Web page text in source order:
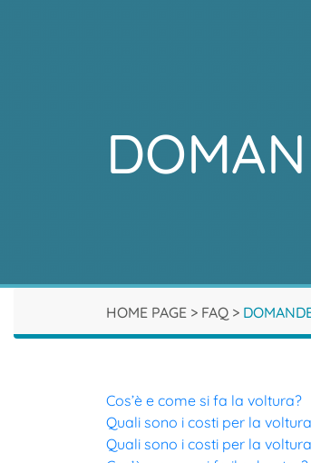
HOME PAGE > FAQ >
Cos’è e come si fa la voltura?
Quali sono i costi per la
Quali sono i costi per la